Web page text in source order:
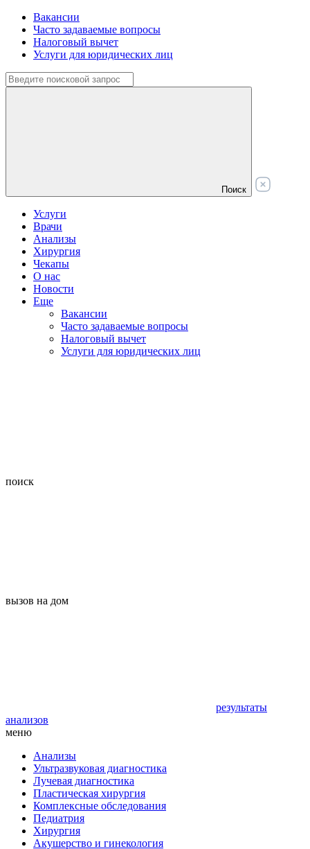
Вакансии
Часто задаваемые вопросы
Налоговый вычет
Услуги для юридических лиц
Поиск
Услуги
Врачи
Анализы
Хирургия
Чекапы
О нас
Новости
Еще
Вакансии
Часто задаваемые вопросы
Налоговый вычет
Услуги для юридических лиц
поиск
вызов на дом
результаты
анализов
меню
Анализы
Ультразвуковая диагностика
Лучевая диагностика
Пластическая хирургия
Комплексные обследования
Педиатрия
Хирургия
Акушерство и гинекология